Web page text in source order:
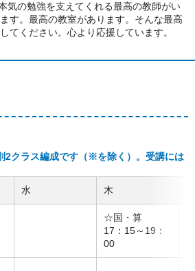
気の勉強を支えてくれる最高の教師がい
す。最高の教室があります。そんな最高
てください。心より応援しています。
2クラス編成です（※を除く）。受講には
水 木
☆国・算
17：15～19：
00